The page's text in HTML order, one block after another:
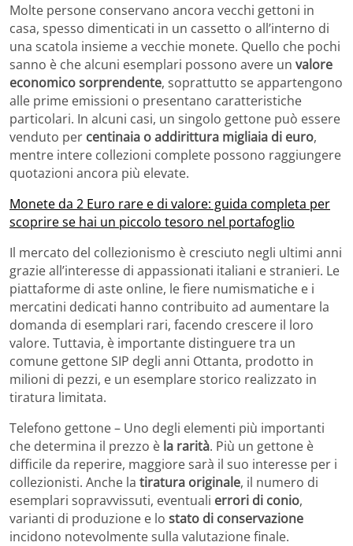
Molte persone conservano ancora vecchi gettoni in
casa, spesso dimenticati in un cassetto o all’interno di
una scatola insieme a vecchie monete. Quello che pochi
sanno è che alcuni esemplari possono avere un valore
economico sorprendente, soprattutto se appartengono
alle prime emissioni o presentano caratteristiche
particolari. In alcuni casi, un singolo gettone può essere
venduto per centinaia o addirittura migliaia di euro,
mentre intere collezioni complete possono raggiungere
quotazioni ancora più elevate.
Monete da 2 Euro rare e di valore: guida completa per
scoprire se hai un piccolo tesoro nel portafoglio
Il mercato del collezionismo è cresciuto negli ultimi anni
grazie all’interesse di appassionati italiani e stranieri. Le
piattaforme di aste online, le fiere numismatiche e i
mercatini dedicati hanno contribuito ad aumentare la
domanda di esemplari rari, facendo crescere il loro
valore. Tuttavia, è importante distinguere tra un
comune gettone SIP degli anni Ottanta, prodotto in
milioni di pezzi, e un esemplare storico realizzato in
tiratura limitata.
Telefono gettone – Uno degli elementi più importanti
che determina il prezzo è la rarità. Più un gettone è
difficile da reperire, maggiore sarà il suo interesse per i
collezionisti. Anche la tiratura originale, il numero di
esemplari sopravvissuti, eventuali errori di conio,
varianti di produzione e lo stato di conservazione
incidono notevolmente sulla valutazione finale.